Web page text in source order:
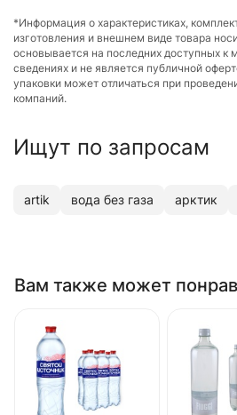
*Информация о характеристиках,
изготовления и внешнем виде товара
основывается на последних доступных к
сведениях и не является публичной
упаковки может отличаться при
компаний.
Ищут по запросам
artik вода без газа арктик
Вам также может